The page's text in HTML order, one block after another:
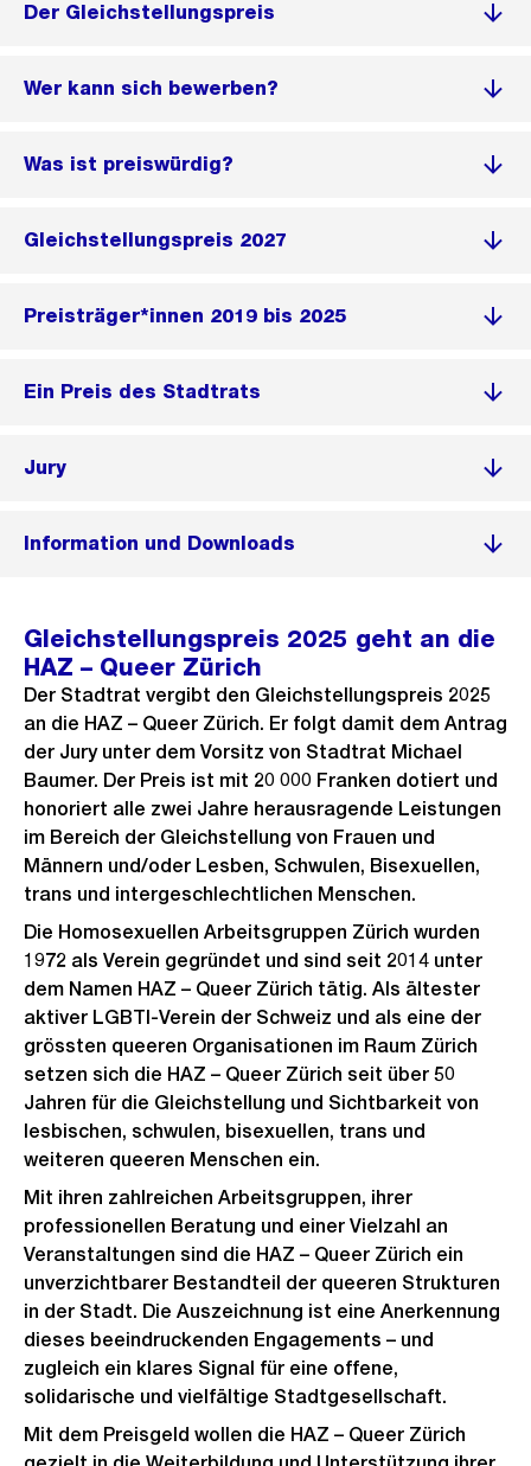
Der Gleichstellungspreis
Wer kann sich bewerben?
Was ist preiswürdig?
Gleichstellungspreis 2027
Preisträger*innen 2019 bis 2025
Ein Preis des Stadtrats
Jury
Information und Downloads
Gleichstellungspreis 2025 geht an die
HAZ – Queer Zürich
Der Stadtrat vergibt den Gleichstellungspreis 2025
an die HAZ – Queer Zürich. Er folgt damit dem Antrag
der Jury unter dem Vorsitz von Stadtrat Michael
Baumer. Der Preis ist mit 20 000 Franken dotiert und
honoriert alle zwei Jahre herausragende Leistungen
im Bereich der Gleichstellung von Frauen und
Männern und/oder Lesben, Schwulen, Bisexuellen,
trans und intergeschlechtlichen Menschen.
Die Homosexuellen Arbeitsgruppen Zürich wurden
1972 als Verein gegründet und sind seit 2014 unter
dem Namen HAZ – Queer Zürich tätig. Als ältester
aktiver LGBTI-Verein der Schweiz und als eine der
grössten queeren Organisationen im Raum Zürich
setzen sich die HAZ – Queer Zürich seit über 50
Jahren für die Gleichstellung und Sichtbarkeit von
lesbischen, schwulen, bisexuellen, trans und
weiteren queeren Menschen ein.
Mit ihren zahlreichen Arbeitsgruppen, ihrer
professionellen Beratung und einer Vielzahl an
Veranstaltungen sind die HAZ – Queer Zürich ein
unverzichtbarer Bestandteil der queeren Strukturen
in der Stadt. Die Auszeichnung ist eine Anerkennung
dieses beeindruckenden Engagements – und
zugleich ein klares Signal für eine offene,
solidarische und vielfältige Stadtgesellschaft.
Mit dem Preisgeld wollen die HAZ – Queer Zürich